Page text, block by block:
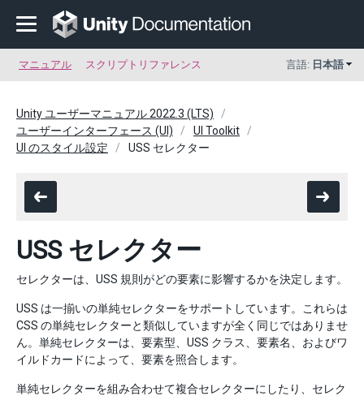
マニュアル スクリプトリファレンス 言語: 日本語
Unity ユーザーマニュアル 2022.3 (LTS)
ユーザーインターフェース (UI)
UI Toolkit
UI のスタイル設定
USS セレクター
USS セレクター
セレクターは、USS 規則がどの要素に影響するかを決定します。
USS は一揃いの単純セレクターをサポートしています。これらは
CSS の単純セレクターと類似していますが全く同じではありませ
ん。単純セレクターは、要素型、USS クラス、要素名、およびワ
イルドカードによって、要素を照合します。
単純セレクターを組み合わせて複合セレクターにしたり、セレク